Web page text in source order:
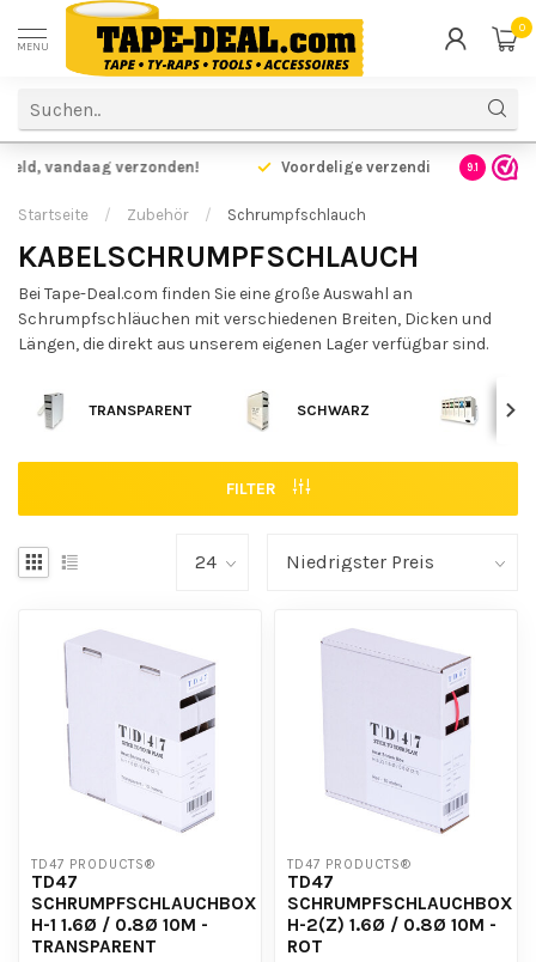
MENU
0
Voor 17.00 uur besteld, vandaag verzonden! 9.1
Startseite / Zubehör / Schrumpfschlauch
KABELSCHRUMPFSCHLAUCH
Bei Tape-Deal.com finden Sie eine große Auswahl an
Schrumpfschläuchen mit verschiedenen Breiten, Dicken und
Längen, die direkt aus unserem eigenen Lager verfügbar sind.
TRANSPARENT SCHWARZ
FILTER
TD47 PRODUCTS®
TD47
SCHRUMPFSCHLAUCHBOX
H-1 1.6Ø / 0.8Ø 10M -
TRANSPARENT
TD47 PRODUCTS®
TD47
SCHRUMPFSCHLAUCHBOX
H-2(Z) 1.6Ø / 0.8Ø 10M -
ROT